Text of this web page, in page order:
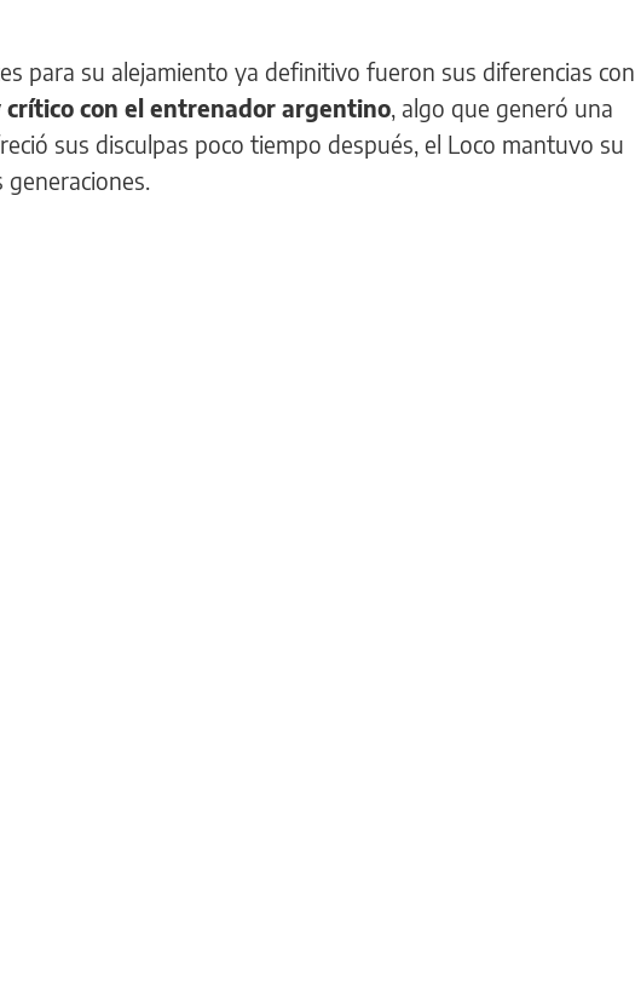
para su alejamiento ya definitivo fueron sus diferencias con
crítico con el entrenador argentino, algo que generó una
sus disculpas poco tiempo después, el Loco mantuvo su